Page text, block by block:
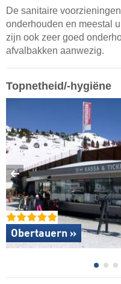
De sanitaire
onderhouden en meestal
zijn ook zeer goed
afvalbakken aanwezig.
Topnetheid/-hygiëne
Obertauern »